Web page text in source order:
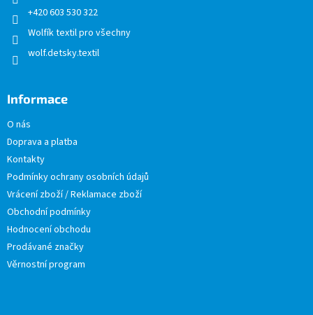
+420 603 530 322
Wolfík textil pro všechny
wolf.detsky.textil
Informace
O nás
Doprava a platba
Kontakty
Podmínky ochrany osobních údajů
Vrácení zboží / Reklamace zboží
Obchodní podmínky
Hodnocení obchodu
Prodávané značky
Věrnostní program